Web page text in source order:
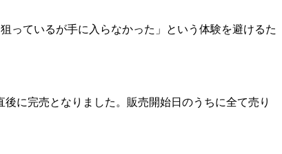
っているが手に入らなかった」という体験を避けるた
に完売となりました。販売開始日のうちに全て売り